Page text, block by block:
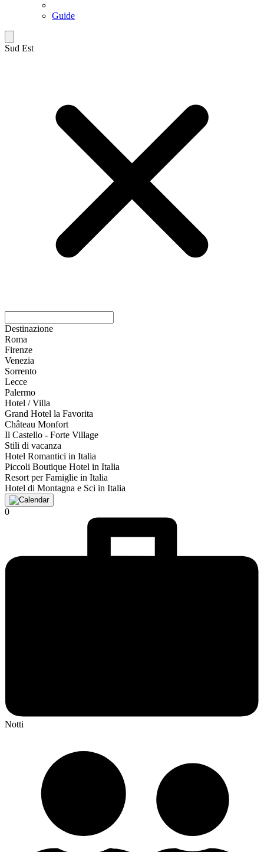
Guide
Sud Est
Destinazione
Roma
Firenze
Venezia
Sorrento
Lecce
Palermo
Hotel / Villa
Grand Hotel la Favorita
Château Monfort
Il Castello - Forte Village
Stili di vacanza
Hotel Romantici in Italia
Piccoli Boutique Hotel in Italia
Resort per Famiglie in Italia
Hotel di Montagna e Sci in Italia
0
Notti